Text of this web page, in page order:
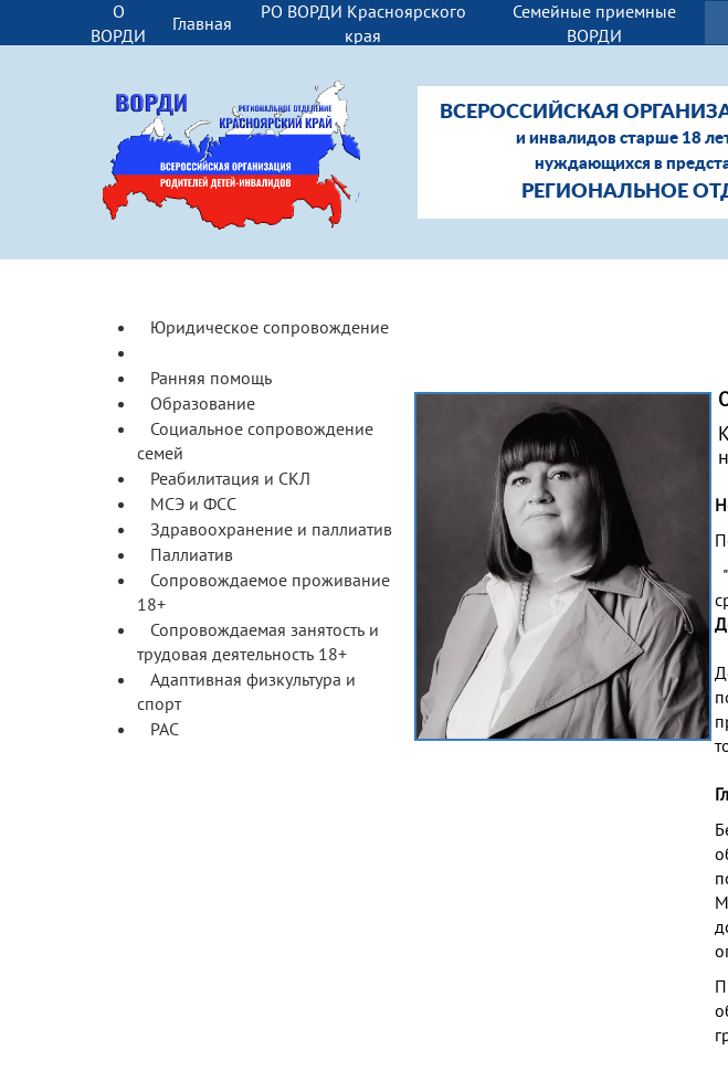
О
ВОРДИ
Главная
РО ВОРДИ Красноярского
края
Семейные приемные
ВОРДИ
ВСЕРОССИЙСКАЯ
и инвалидов старше 18
нуждающихся в
РЕГИОНАЛЬНОЕ
Юридическое сопровождение
Ранняя помощь
Образование
Социальное сопровождение
семей
Реабилитация и СКЛ
МСЭ и ФСС
Здравоохранение и паллиатив
Паллиатив
Сопровождаемое проживание
18+
Сопровождаемая занятость и
трудовая деятельность 18+
Адаптивная физкультура и
спорт
РАС
"